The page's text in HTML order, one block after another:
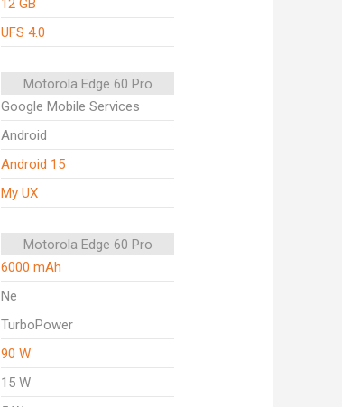
12 GB
UFS 4.0
Motorola Edge 60 Pro
Google Mobile Services
Android
Android 15
My UX
Motorola Edge 60 Pro
6000 mAh
Ne
TurboPower
90 W
15 W